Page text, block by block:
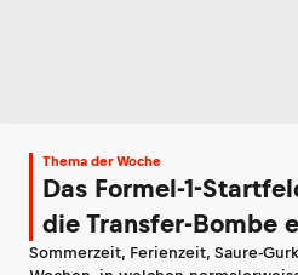
Thema der Woche
Das Formel-1-
die Transfer-Bombe
Sommerzeit, Ferienzeit, Saure-